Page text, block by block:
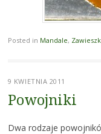
Posted in Mandale,
9 KWIETNIA 2011
Powojniki
Dwa rodzaje